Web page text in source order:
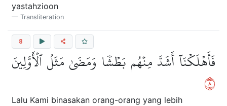
yastahzioon
Transliteration
8
فَأَهۡلَكۡنَآ أَشَدَّ مِنۡهُم بَطۡشٗا وَمَضَىٰ مَثَلُ ٱلۡأَوَّلِينَ
٨
Lalu Kami binasakan orang-orang yang lebih